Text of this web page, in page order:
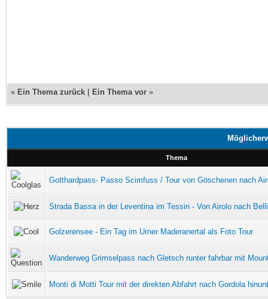
« Ein Thema zurück Ein Thema vor »
Thema
Gotthardpass- Passo Scimfuss / Tour von Göschenen nach
Strada Bassa in der Leventina im Tessin - Von Airolo nach
Golzerensee - Ein Tag im Urner Maderanertal als Foto Tour
Wanderweg Grimselpass nach Gletsch runter fahrbar mit
Monti di Motti Tour mit der direkten Abfahrt nach Gordola